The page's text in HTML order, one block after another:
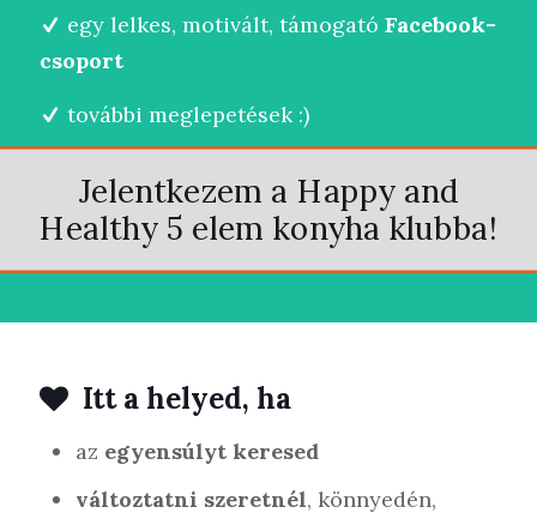
egy lelkes, motivált, támogató Facebook-
csoport
további meglepetések :)
Jelentkezem a Happy and
Healthy 5 elem konyha klubba!
Itt a helyed, ha
az egyensúlyt keresed
változtatni szeretnél, könnyedén,